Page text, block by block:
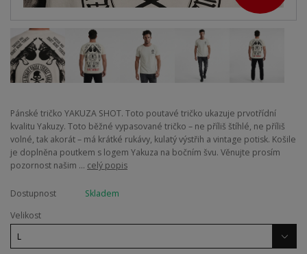
Pánské tričko YAKUZA SHOT. Toto poutavé tričko ukazuje prvotřídní
kvalitu Yakuzy. Toto běžné vypasované tričko – ne příliš štíhlé, ne příliš
volné, tak akorát – má krátké rukávy, kulatý výstřih a vintage potisk. Košile
je doplněna poutkem s logem Yakuza na bočním švu. Věnujte prosím
pozornost našim ... celý popis
Dostupnost
Skladem
Velikost